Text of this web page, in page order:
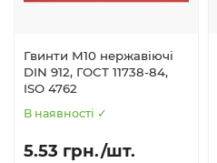
Гвинти М10 нержавіючі
DIN 912, ГОСТ 11738-84,
ISO 4762
В наявності ✓
5.53 грн./шт.